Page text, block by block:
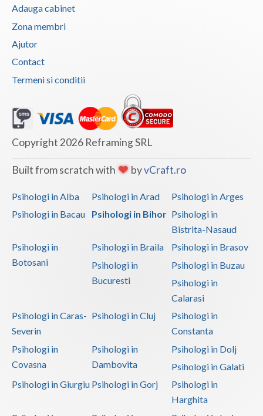
Adauga cabinet
Zona membri
Ajutor
Contact
Termeni si conditii
Copyright 2026 Reframing SRL
Built from scratch with byvCraft.ro
Psihologi in Alba Psihologi in Arad
Psihologi in Arges
Psihologi in Bacau
Psihologi in Bihor Psihologi in
Bistrita-Nasaud
Psihologi in
Botosani
Psihologi in Braila
Psihologi in Brasov
Psihologi in
Bucuresti
Psihologi in Buzau
Psihologi in
Calarasi
Psihologi in Caras-
Severin
Psihologi in Cluj
Psihologi in
Constanta
Psihologi in
Covasna
Psihologi in
Dambovita
Psihologi in Dolj
Psihologi in Galati
Psihologi in Giurgiu Psihologi in Gorj
Psihologi in
Harghita